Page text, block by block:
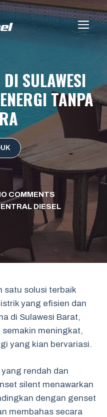
SULAWESI
TANPA
COMMENTS
DIESEL
satu solusi terbaik
yang efisien dan
di Sulawesi Barat,
meningkat,
yang kian bervariasi.
rendah dan
silent menawarkan
dengan genset
membahas secara